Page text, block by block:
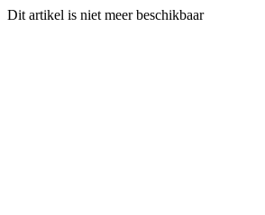
Dit artikel is niet meer beschikbaar